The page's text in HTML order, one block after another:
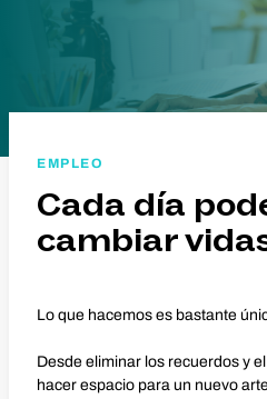
EMPLEO
Cada día
cambiar
Lo que hacemos es bastante
Desde eliminar los recuerdos y
hacer espacio para un nuevo